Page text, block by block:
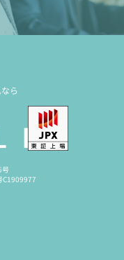
ら
号
C1909977